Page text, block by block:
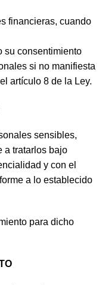
financieras, cuando
su consentimiento
si no manifiesta
artículo 8 de la Ley.
sensibles,
a tratarlos bajo
y con el
a lo establecido
para dicho